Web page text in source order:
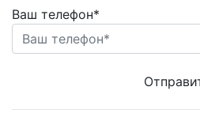
Ваш телефон*